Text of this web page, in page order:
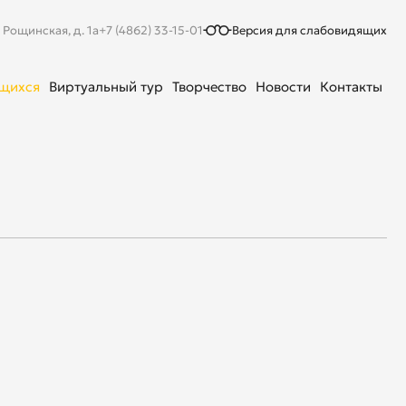
Рощинская, д. 1а+7 (4862) 33-15-01 Версия для слабовидящих
Виртуальный тур Творчество Новости Контакты